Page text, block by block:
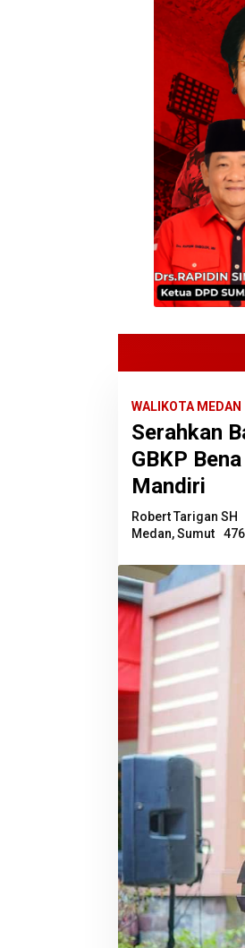
WALIKOTA MEDAN
Serahkan
GBKP
Mandiri
Robert Tarigan SH
Medan,Sumut